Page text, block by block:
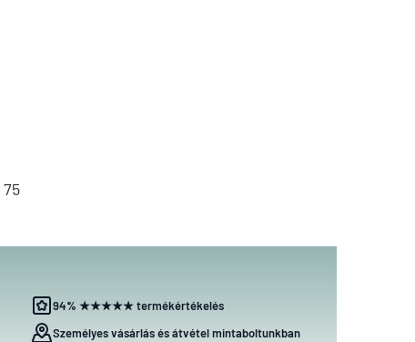
75
94% ★★★★★ termékértékelés
Személyes vásárlás és átvétel mintaboltunkban